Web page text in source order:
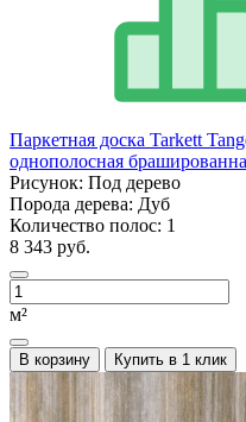
Паркетная доска Tarkett
однополосная
Рисунок: Под дерево
Порода дерева: Дуб
Количество полос: 1
8 343 руб.
м²
В корзину Купить в 1 клик